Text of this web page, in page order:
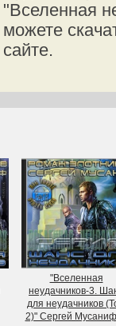
"Вселенная
можете
сайте.
"Вселенная
неудачников-3.
для неудачников
2)" Сергей